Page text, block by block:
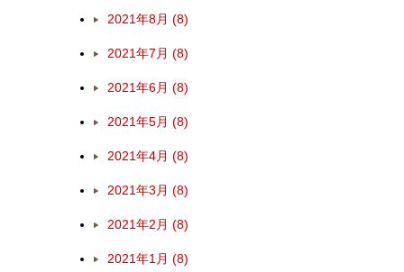
2021年8月 (8)
2021年7月 (8)
2021年6月 (8)
2021年5月 (8)
2021年4月 (8)
2021年3月 (8)
2021年2月 (8)
2021年1月 (8)